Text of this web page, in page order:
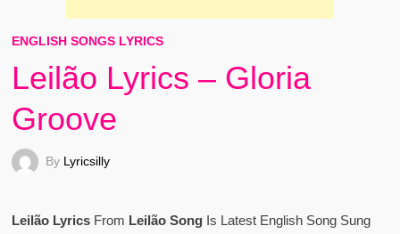
ENGLISH SONGS LYRICS
Leilão Lyrics – Gloria
Groove
By Lyricsilly
Leilão LyricsFrom Leilão SongIs Latest English Song Sung